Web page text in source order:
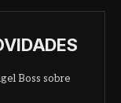
Boss sobre